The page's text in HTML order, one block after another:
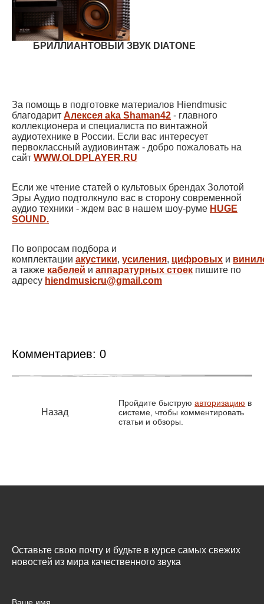
БРИЛЛИАНТОВЫЙ ЗВУК DIATONE
За помощь в подготовке материалов Hiendmusic
благодарит Алексея aka Shaman42 - главного
коллекционера и специалиста по винтажной
аудиотехнике в России. Если вас интересует
первоклассный аудиовинтаж - добро пожаловать на
сайт WWW.OLDPLAYER.RU
Если же чтение статей о культовых брендах Золотой
Эры Аудио подтолкнуло вас в сторону современной
аудио техники - ждем вас в нашем шоу-руме HUGE
SOUND.
По вопросам подбора и
комплектации акустики, усиления, цифровых и
а также кабелей и аппаратурных стоек пишите по
адресу hiendmusicru@gmail.com
Комментариев: 0
Назад
Пройдите быструюавторизацию в
системе, чтобы комментировать
статьи и обзоры.
Оставьте свою почту и будьте в курсе самых свежих
новостей из мира качественного звука